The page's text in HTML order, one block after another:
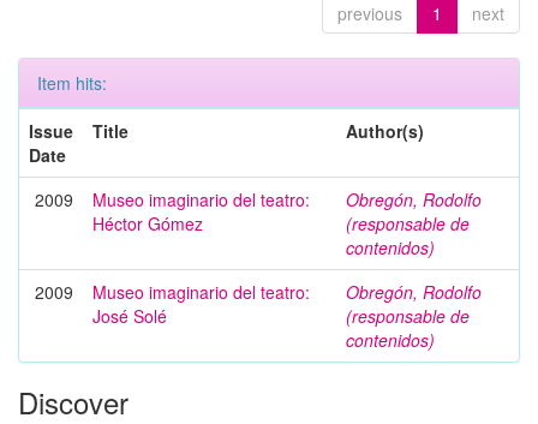
previous 1 next
Item hits:
Issue
Date
Title Author(s)
2009
Museo imaginario del teatro:
Héctor Gómez
Obregón, Rodolfo
(responsable de
contenidos)
2009
Museo imaginario del teatro:
José Solé
Obregón, Rodolfo
(responsable de
contenidos)
Discover